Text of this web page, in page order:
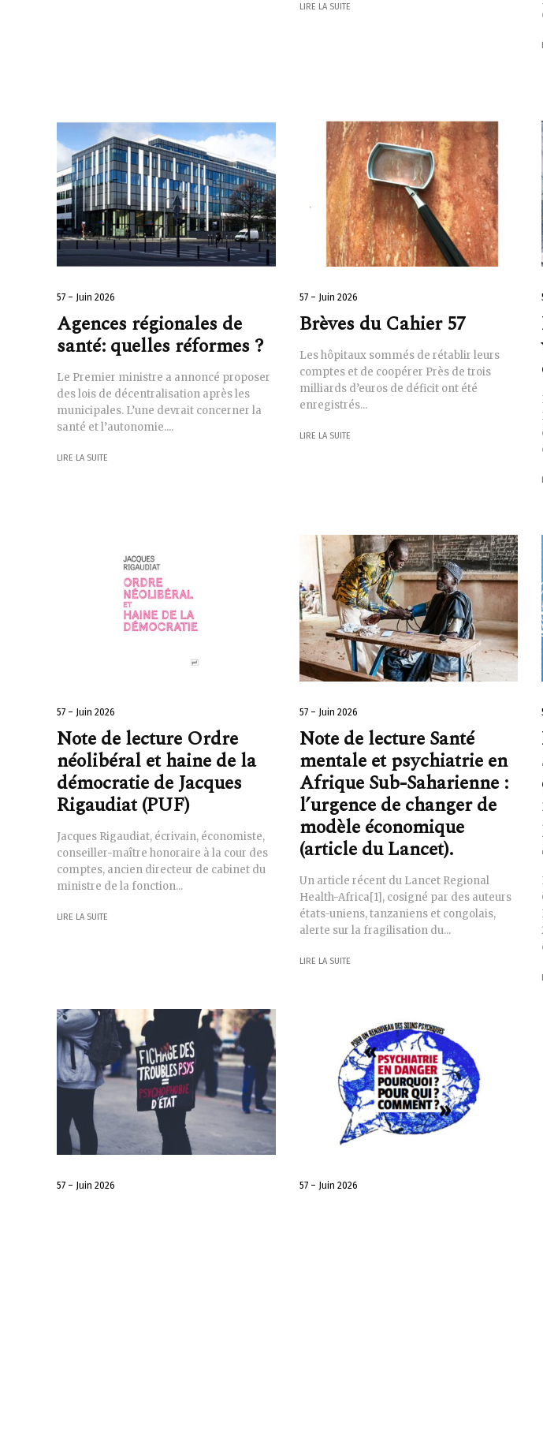
LIRE LA SUITE
57 – Juin 2026
Agences régionales de
santé: quelles réformes ?
Le Premier ministre a annoncé proposer
des lois de décentralisation après les
municipales. L’une devrait concerner la
santé et l’autonomie....
LIRE LA SUITE
57 – Juin 2026
Brèves du Cahier 57
Les hôpitaux sommés de rétablir leurs
comptes et de coopérer Près de trois
milliards d’euros de déficit ont été
enregistrés...
LIRE LA SUITE
57 – Juin 2026
Note de lecture Ordre
néolibéral et haine de la
démocratie de Jacques
Rigaudiat (PUF)
Jacques Rigaudiat, écrivain, économiste,
conseiller-maître honoraire à la cour des
comptes, ancien directeur de cabinet du
ministre de la fonction...
LIRE LA SUITE
57 – Juin 2026
Note de lecture Santé
mentale et psychiatrie en
Afrique Sub-Saharienne :
l’urgence de changer de
modèle économique
(article du Lancet).
Un article récent du Lancet Regional
Health-Africa[1], cosigné par des auteurs
états-uniens, tanzaniens et congolais,
alerte sur la fragilisation du...
LIRE LA SUITE
57 – Juin 2026 57 – Juin 2026